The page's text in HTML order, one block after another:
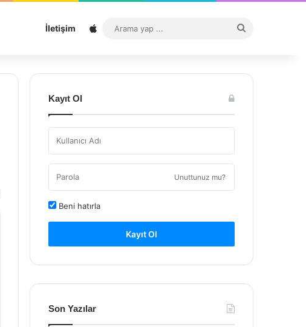
İletişim Sitemap
...
Kayıt Ol
Unuttunuz mu?
Beni hatırla
Kayıt Ol
Son Yazılar